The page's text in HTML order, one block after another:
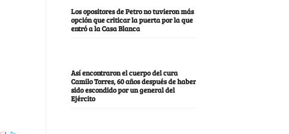
Los opositores de Petro no tuvieron más
opción que criticar la puerta por la que
entró a la Casa Blanca
Así encontraron el cuerpo del cura
Camilo Torres, 60 años después de haber
sido escondido por un general del
Ejército